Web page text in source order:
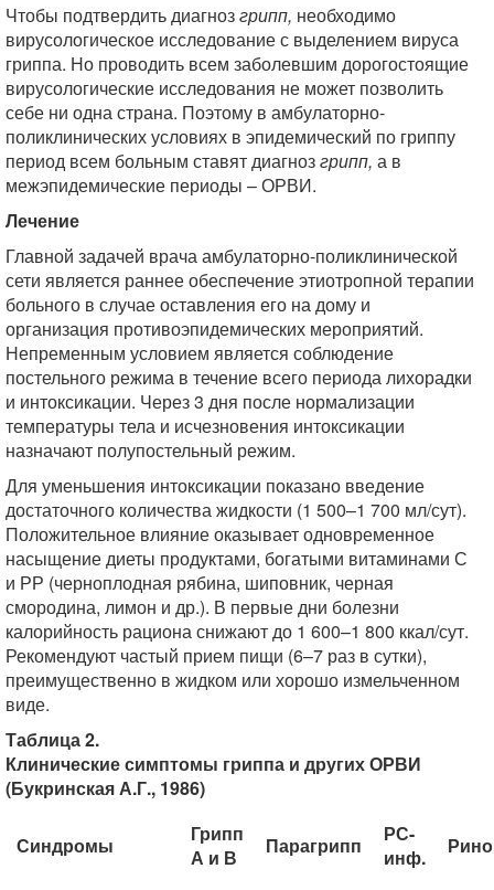
Чтобы подтвердить диагнозгрипп, необходимо
вирусологическое исследование с выделением вируса
гриппа. Но проводить всем заболевшим дорогостоящие
вирусологические исследования не может позволить
себе ни одна страна. Поэтому в амбулаторно-
поликлинических условиях в эпидемический по гриппу
период всем больным ставят диагнозгрипп, а в
межэпидемические периоды – ОРВИ.
Лечение
Главной задачей врача амбулаторно-поликлинической
сети является раннее обеспечение этиотропной терапии
больного в случае оставления его на дому и
организация противоэпидемических мероприятий.
Непременным условием является соблюдение
постельного режима в течение всего периода лихорадки
и интоксикации. Через 3 дня после нормализации
температуры тела и исчезновения интоксикации
назначают полупостельный режим.
Для уменьшения интоксикации показано введение
достаточного количества жидкости (1 500–1 700 мл/сут).
Положительное влияние оказывает одновременное
насыщение диеты продуктами, богатыми витаминами С
и РР (черноплодная рябина, шиповник, черная
смородина, лимон и др.). В первые дни болезни
калорийность рациона снижают до 1 600–1 800 ккал/сут.
Рекомендуют частый прием пищи (6–7 раз в сутки),
преимущественно в жидком или хорошо измельченном
виде.
Таблица 2.
Клинические симптомы гриппа и других ОРВИ
(Букринская А.Г., 1986)
Синдромы
Грипп
А и В
Парагрипп
РС-
инф.